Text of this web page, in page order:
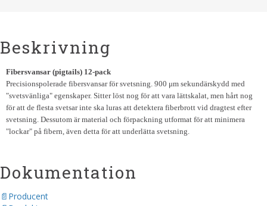
Beskrivning
Fibersvansar (pigtails) 12-pack
Precisionspolerade fibersvansar för svetsning. 900 μm sekundärskydd med
"svetsvänliga" egenskaper. Sitter löst nog för att vara lättskalat, men hårt nog
för att de flesta svetsar inte ska luras att detektera fiberbrott vid dragtest efter
svetsning. Dessutom är material och förpackning utformat för att minimera
"lockar" på fibern, även detta för att underlätta svetsning.
Dokumentation
Producent